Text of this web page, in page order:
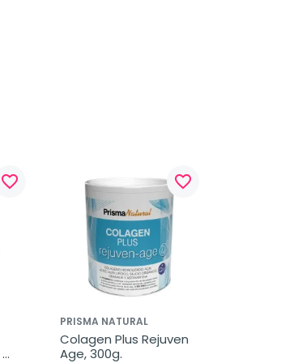
favorite_border favorite_border
PRISMA NATURAL
Colagen Plus Rejuven
Age, 300g.